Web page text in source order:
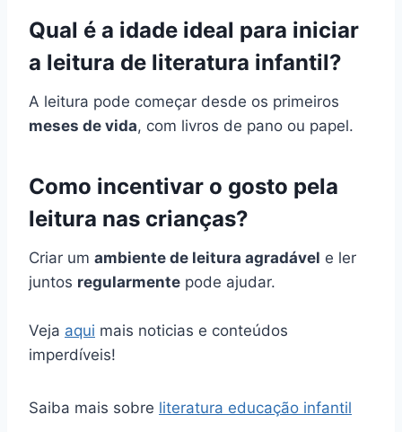
Qual é a idade ideal para iniciar
a leitura de literatura infantil?
A leitura pode começar desde os primeiros
meses de vida, com livros de pano ou papel.
Como incentivar o gosto pela
leitura nas crianças?
Criar um ambiente de leitura agradável e ler
juntos regularmente pode ajudar.
Veja aqui mais noticias e conteúdos
imperdíveis!
Saiba mais sobre literatura educação infantil